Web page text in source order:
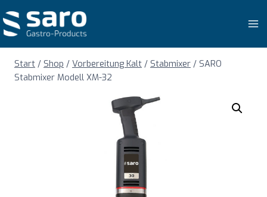
Inhalt
springen
Start / Shop / Vorbereitung Kalt / Stabmixer / SARO
Stabmixer Modell XM-32